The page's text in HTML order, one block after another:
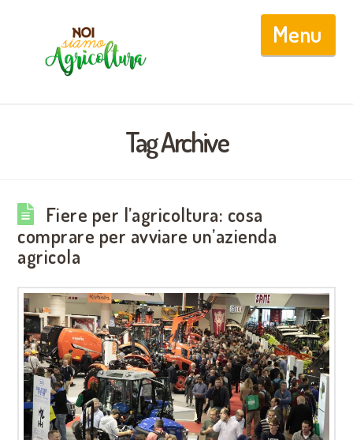
Tag Archive
Fiere per l’agricoltura: cosa
comprare per avviare un’azienda
agricola